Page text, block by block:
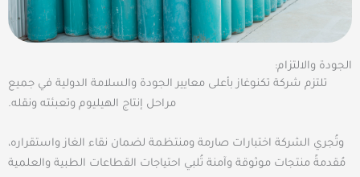
:الجودة والالتزام
تلتزم شركة تكنوغاز بأعلى معايير الجودة والسلامة الدولية في جميع
مراحل إنتاج الهيليوم وتعبئته ونقله.
وتُجري الشركة اختبارات صارمة ومنتظمة لضمان نقاء الغاز واستقراره،
مُقدمةً منتجات موثوقة وآمنة تُلبي احتياجات القطاعات الطبية والعلمية